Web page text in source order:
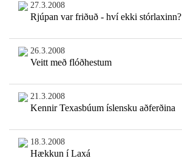
27.3.2008
Rjúpan var friðuð - hví ekki stórlaxinn?
26.3.2008
Veitt með flóðhestum
21.3.2008
Kennir Texasbúum íslensku aðferðina
18.3.2008
Hækkun í Laxá